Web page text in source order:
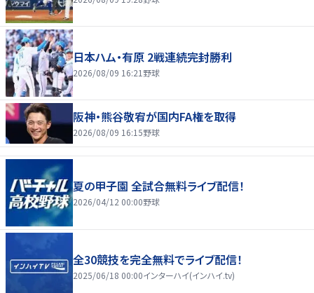
日本ハム・有原 2戦連続完封勝利
2026/08/09 16:21 野球
阪神・熊谷敬宥が国内FA権を取得
2026/08/09 16:15野球
夏の甲子園 全試合無料ライブ配信！
2026/04/12 00:00野球
全30競技を完全無料でライブ配信！
2025/06/18 00:00インターハイ(インハイ.tv)